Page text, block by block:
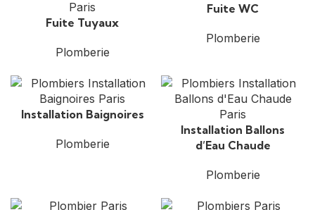
Fuite Tuyaux
Plomberie
Fuite WC
Plomberie
Installation Baignoires
Plomberie
Installation Ballons
d’Eau Chaude
Plomberie